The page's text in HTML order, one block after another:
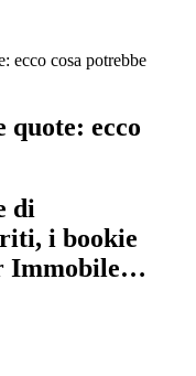
ecco cosa potrebbe
ecco
di
i bookie
Immobile…